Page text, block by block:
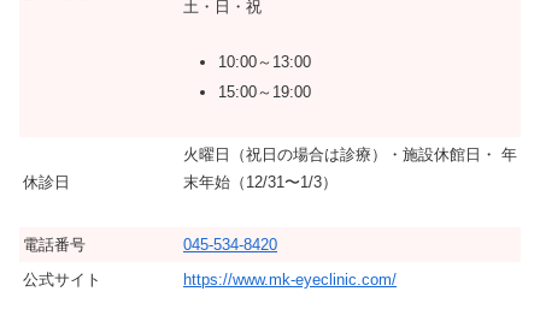
土・日・祝
10:00～13:00
15:00～19:00
休診日
火曜日（祝日の場合は診療）・施設休館日・ 年
末年始（12/31〜1/3）
電話番号
045-534-8420
公式サイト
https://www.mk-eyeclinic.com/